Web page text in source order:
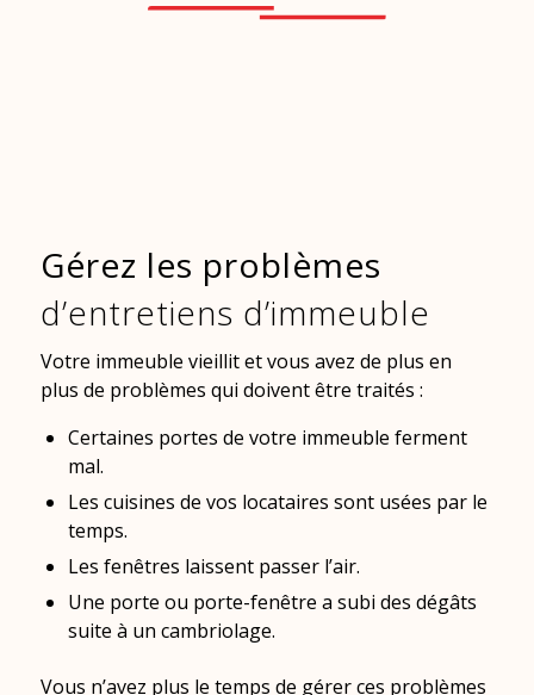
Gérez les problèmes
d’entretiens d’immeuble
Votre immeuble vieillit et vous avez de plus en
plus de problèmes qui doivent être traités :
Certaines portes de votre immeuble ferment
mal.
Les cuisines de vos locataires sont usées par le
temps.
Les fenêtres laissent passer l’air.
Une porte ou porte-fenêtre a subi des dégâts
suite à un cambriolage.
Vous n’avez plus le temps de gérer ces problèmes